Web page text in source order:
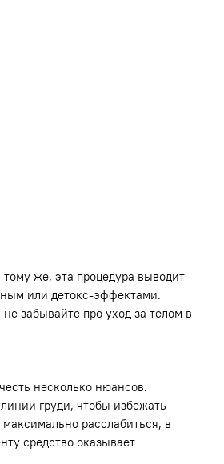
же, эта процедура выводит
или детокс-эффектами.
забывайте про уход за телом в
несколько нюансов.
груди, чтобы избежать
расслабиться, в
средство оказывает